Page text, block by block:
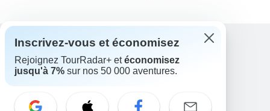
Assistance
Contactez-nous
E-mail: support@tourradar.com
Inscrivez-vous et économisez
Rejoignez TourRadar+ etéconomisez
jusqu'à 7% sur nos 50 000 aventures.